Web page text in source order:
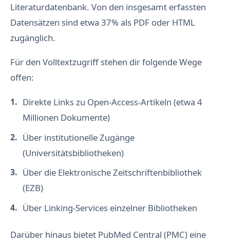
Literaturdatenbank. Von den insgesamt erfassten
Datensätzen sind etwa 37% als PDF oder HTML
zugänglich.
Für den Volltextzugriff stehen dir folgende Wege
offen:
Direkte Links zu Open-Access-Artikeln (etwa 4
Millionen Dokumente)
Über institutionelle Zugänge
(Universitätsbibliotheken)
Über die Elektronische Zeitschriftenbibliothek
(EZB)
Über Linking-Services einzelner Bibliotheken
Darüber hinaus bietet PubMed Central (PMC) eine